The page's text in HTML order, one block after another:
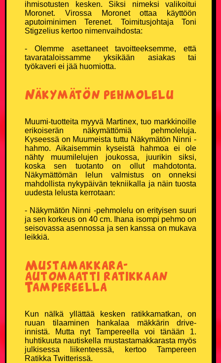
Miesten T-paidat
Lasten paidat
Lippikset ja myssyt
Vitsien Vitsit Verkkokauppa
SOSIAALINEN MEDIA
Facebook
Youtube
TikTok
Instagram
ihmisotusten kesken. Siksi nimeksi valikoitui
Moronet. Virossa Moronet ottaa käyttöön
aputoiminimen Terenet. Toimitusjohtaja Toni
Stigzelius kertoo nimenvaihdosta:
- Olemme asettaneet tavoitteeksemme, että
tavarataloissamme yksikään asiakas tai
työkaveri ei jää huomiotta.
Näkymätön pehmolelu
Muumi-tuotteita myyvä Martinex, tuo markkinoille
erikoiserän näkymättömiä pehmoleluja.
Kyseessä on Muumeista tuttu Näkymätön Ninni -
hahmo. Aikaisemmin kyseistä hahmoa ei ole
nähty muumilelujen joukossa, juurikin siksi,
koska sen tuotanto on ollut mahdotonta.
Näkymättömän lelun valmistus on onneksi
mahdollista nykypäivän tekniikalla ja näin tuosta
uudesta lelusta kerrotaan:
- Näkymätön Ninni -pehmolelu on erityisen suuri
ja sen korkeus on 40 cm. Ihana isompi pehmo on
seisovassa asennossa ja sen kanssa on mukava
leikkiä.
Mustamakkara-
automaatti ratikkaan
Tampereella
Kun nälkä yllättää kesken ratikkamatkan, on
ruuan tilaaminen hankalaa mäkkärin drive-
innistä. Mutta nyt Tampereella voi tänään 1.
huhtikuuta nautiskella mustastamakkarasta myös
julkisessa liikenteessä, kertoo Tampereen
Ratikka Twitterissä.